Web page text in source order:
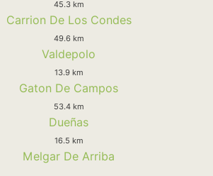
45.3 km
Carrion De Los Condes
49.6 km
Valdepolo
13.9 km
Gaton De Campos
53.4 km
Dueñas
16.5 km
Melgar De Arriba